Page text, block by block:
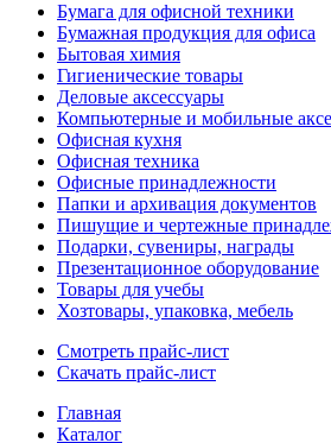
Бумага для офисной техники
Бумажная продукция для офиса
Бытовая химия
Гигиенические товары
Деловые аксессуары
Компьютерные и мобильные
Офисная кухня
Офисная техника
Офисные принадлежности
Папки и архивация документов
Пишущие и чертежные
Подарки, сувениры, награды
Презентационное оборудование
Товары для учебы
Хозтовары, упаковка, мебель
Смотреть прайс-лист
Скачать прайс-лист
Главная
Каталог